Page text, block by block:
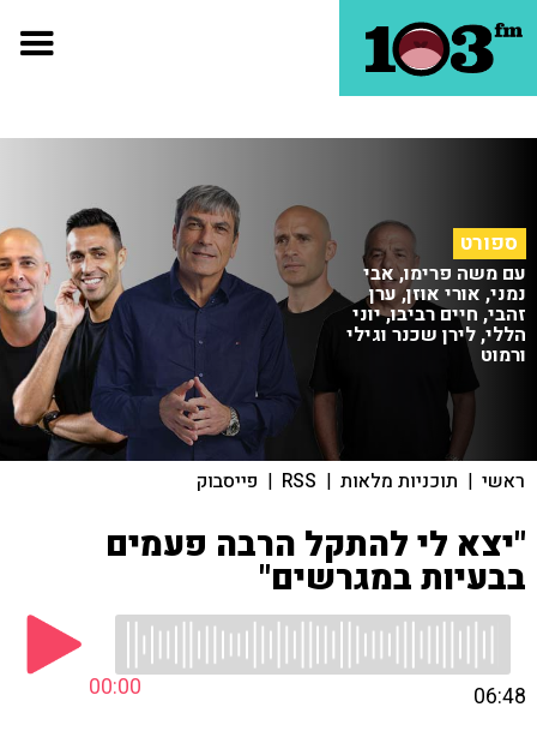
ספורט
עם משה פרימו, אבי
נמני, אורי אוזן, ערן
זהבי, חיים רביבו, יוני
הללי, לירן שכנר וגילי
ורמוט
ראשי | תוכניות מלאות |
RSS
| פייסבוק
"יצא לי להתקל הרבה פעמים
בבעיות במגרשים"
00:00 06:48